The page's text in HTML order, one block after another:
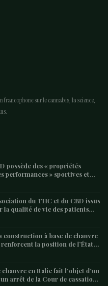
sur le cannabis, la science,
possède des « propriétés
performances » sportives et
après l’effort
du THC et du CBD issus
la qualité de vie des patients
Moment
construction à base de chanvre
la position de l’État
en Italie fait l’objet d’un
arrêt de la Cour de cassation